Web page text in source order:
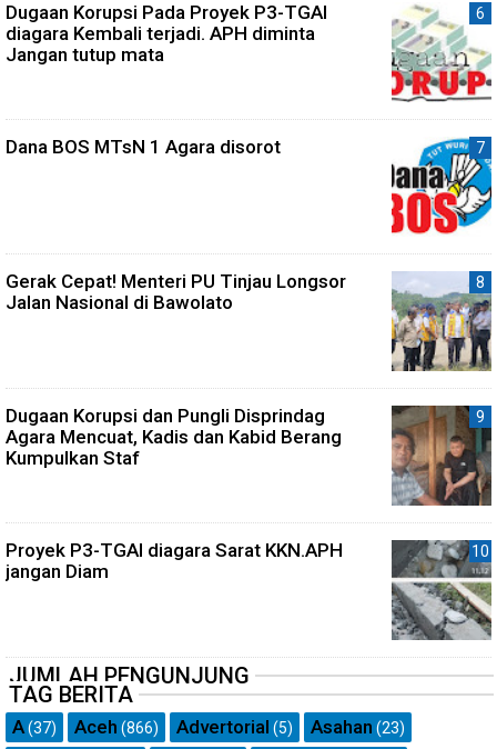
Dugaan Korupsi Pada Proyek P3-TGAI
diagara Kembali terjadi. APH diminta
Jangan tutup mata
Dana BOS MTsN 1 Agara disorot
Gerak Cepat! Menteri PU Tinjau Longsor
Jalan Nasional di Bawolato
Dugaan Korupsi dan Pungli Disprindag
Agara Mencuat, Kadis dan Kabid Berang
Kumpulkan Staf
Proyek P3-TGAI diagara Sarat KKN.APH
jangan Diam
JUMLAH PENGUNJUNG
TAG BERITA
A(37) Aceh (866) Advertorial (5) Asahan (23)